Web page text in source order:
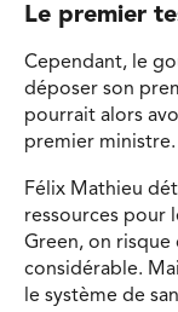
Le premier
Cependant, le
déposer son
pourrait alors
premier ministre.
Félix Mathieu
ressources pour
Green, on
considérable.
le système de